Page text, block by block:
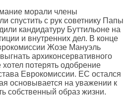
морали члены
спустить с рук советнику Папы
кандидатуру Буттильоне на
и внутренних дел. В конце
Жозе Мануэль
архиконсервативного
хотел потерять одобрение
Еврокомиссии. ЕС остался
основывается на уважении к
собственный образ жизни.